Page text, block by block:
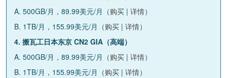
A. 500GB/月，89.99美元/月（购买 | 详情）
B. 1TB/月，155.99美元/月（购买 | 详情）
4. 搬瓦工日本东京 CN2 GIA（高端）
A. 500GB/月，89.99美元/月（购买 | 详情）
B. 1TB/月，155.99美元/月（购买 | 详情）